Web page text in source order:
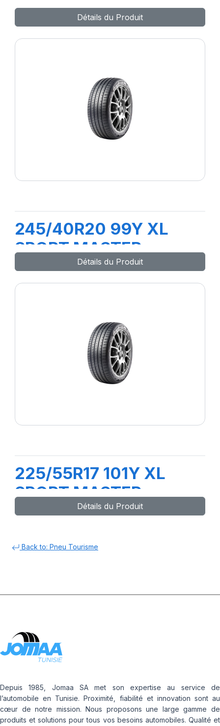
Détails du Produit
245/40R20 99Y XL
SPORT MASTER
Détails du Produit
225/55R17 101Y XL
SPORT MASTER
Détails du Produit
Back to: Pneu Tourisme
Depuis 1985, Jomaa SA met son expertise au service de
l’automobile en Tunisie. Proximité, fiabilité et innovation sont au
cœur de notre mission. Nous proposons une large gamme de
produits et solutions pour tous vos besoins automobiles. Qualité et